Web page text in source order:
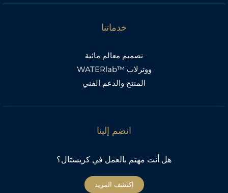
خدماتنا
تصميم معالم مائية
ووترلاب ™WATERlab
المنتج والدعم الفني
انضم إلينا
هل أنت مهتم بالعمل في كريستال؟
اكتشف المزيد